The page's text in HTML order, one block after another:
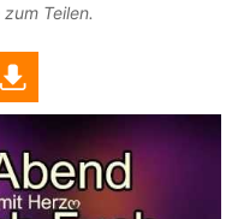
Teilen.